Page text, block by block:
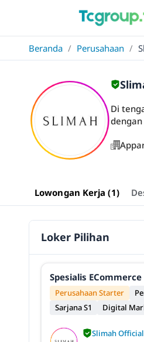
Beranda / Perusahaan /
Di
Lowongan Kerja (1)
Loker Pilihan
Spesialis
Perusahaan Starter
Sarjana S1
Digital
Slimah Official